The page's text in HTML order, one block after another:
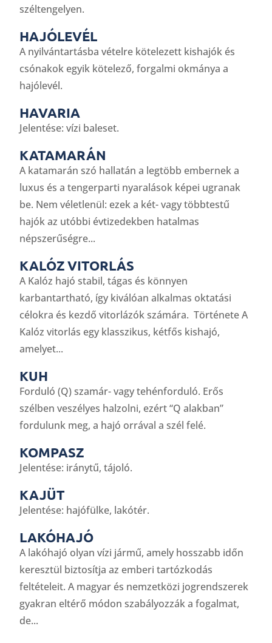
széltengelyen.
HAJÓLEVÉL
A nyilvántartásba vételre kötelezett kishajók és
csónakok egyik kötelező, forgalmi okmánya a
hajólevél.
HAVARIA
Jelentése: vízi baleset.
KATAMARÁN
A katamarán szó hallatán a legtöbb embernek a
luxus és a tengerparti nyaralások képei ugranak
be. Nem véletlenül: ezek a két- vagy többtestű
hajók az utóbbi évtizedekben hatalmas
népszerűségre...
KALÓZ VITORLÁS
A Kalóz hajó stabil, tágas és könnyen
karbantartható, így kiválóan alkalmas oktatási
célokra és kezdő vitorlázók számára. Története A
Kalóz vitorlás egy klasszikus, kétfős kishajó,
amelyet...
KUH
Forduló (Q) szamár- vagy tehénforduló. Erős
szélben veszélyes halzolni, ezért “Q alakban”
fordulunk meg, a hajó orrával a szél felé.
KOMPASZ
Jelentése: iránytű, tájoló.
KAJÜT
Jelentése: hajófülke, lakótér.
LAKÓHAJÓ
A lakóhajó olyan vízi jármű, amely hosszabb időn
keresztül biztosítja az emberi tartózkodás
feltételeit. A magyar és nemzetközi jogrendszerek
gyakran eltérő módon szabályozzák a fogalmat,
de...